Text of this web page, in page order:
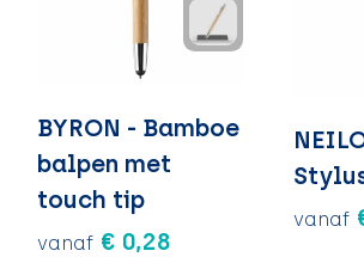
BYRON - Bamboe
balpen met
touch tip
vanaf € 0,28
vanaf